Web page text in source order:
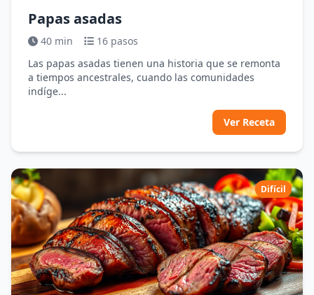
Papas asadas
40 min
16 pasos
Las papas asadas tienen una historia que se remonta
a tiempos ancestrales, cuando las comunidades
indíge...
Ver Receta
Difícil